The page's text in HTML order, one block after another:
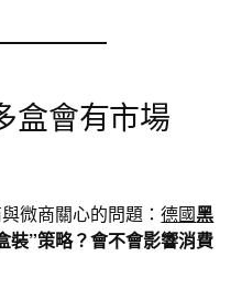
盒會有市場
微商關心的問題：德國黑
裝”策略？會不會影響消費